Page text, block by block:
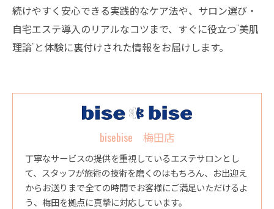
続けやすく安心できる実践的なケア法や、サロン選び・
自宅エステ導入のリアルなコツまで、すぐに役立つ“美肌
理論”と体験に裏付けされた情報をお届けします。
bisebise 梅田店
丁寧なサービスの提供を重視しているエステサロンとし
て、スタッフが施術の技術を磨くのはもちろん、お出迎え
からお送りまで全ての時間でお客様にご満足いただけるよ
う、梅田を拠点に真摯に対応しています。